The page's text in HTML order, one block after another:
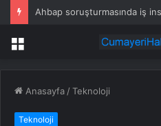
Menü
Anasayfa /Teknoloji
Teknoloji